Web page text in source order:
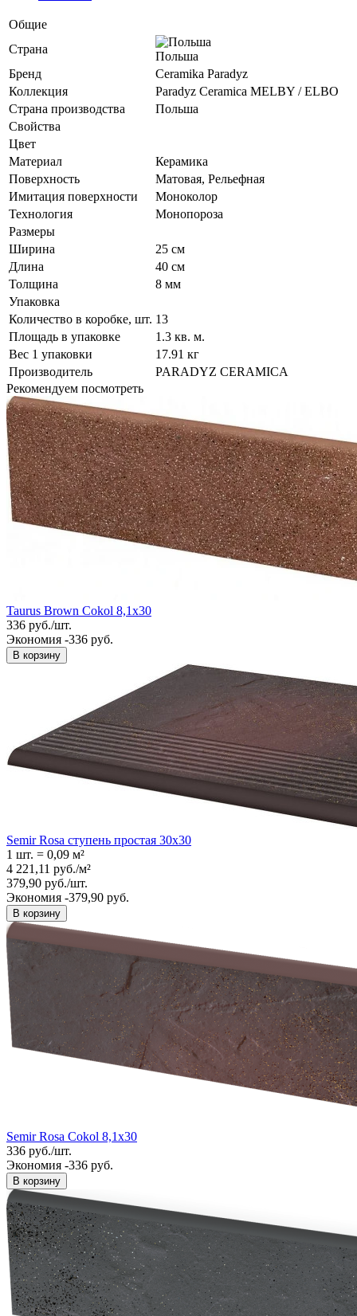
Общие
Страна
Польша
Бренд
Ceramika Paradyz
Коллекция
Paradyz Ceramica MELBY / ELBO
Страна производства
Польша
Свойства
Цвет
Материал
Керамика
Поверхность
Матовая, Рельефная
Имитация поверхности
Моноколор
Технология
Монопороза
Размеры
Ширина
25 см
Длина
40 см
Толщина
8 мм
Упаковка
Количество в коробке, шт. 13
Площадь в упаковке
1.3 кв. м.
Вес 1 упаковки
17.91 кг
Производитель
PARADYZ CERAMICA
Рекомендуем посмотреть
Taurus Brown Cokol 8,1x30
336 руб./шт.
Экономия -336 руб.
В корзину
Semir Rosa ступень простая 30x30
1 шт. = 0,09 м²
4 221,11 руб./м²
379,90 руб./шт.
Экономия -379,90 руб.
В корзину
Semir Rosa Cokol 8,1x30
336 руб./шт.
Экономия -336 руб.
В корзину